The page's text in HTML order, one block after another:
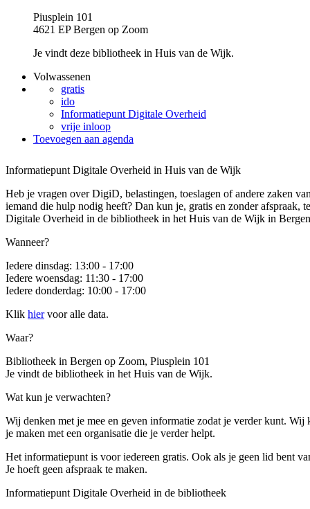
Piusplein 101
4621 EP Bergen op Zoom
Je vindt deze bibliotheek in Huis van de Wijk.
Volwassenen
gratis
ido
Informatiepunt Digitale Overheid
vrije inloop
Toevoegen aan agenda
Informatiepunt Digitale Overheid in Huis van de Wijk
Heb je vragen over DigiD, belastingen, toeslagen of andere zaken
iemand die hulp nodig heeft? Dan kun je, gratis en zonder afspraak,
Digitale Overheid in de bibliotheek in het Huis van de Wijk in
Wanneer?
Iedere dinsdag: 13:00 - 17:00
Iedere woensdag: 11:30 - 17:00
Iedere donderdag: 10:00 - 17:00
Klik hiervoor alle data.
Waar?
Bibliotheek in Bergen op Zoom, Piusplein 101
Je vindt de bibliotheek in het Huis van de Wijk.
Wat kun je verwachten?
Wij denken met je mee en geven informatie zodat je verder kunt. Wij
je maken met een organisatie die je verder helpt.
Het informatiepunt is voor iedereen gratis. Ook als je geen lid bent
Je hoeft geen afspraak te maken.
Informatiepunt Digitale Overheid in de bibliotheek